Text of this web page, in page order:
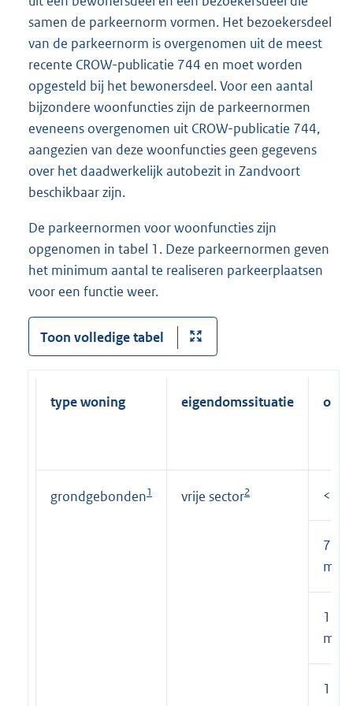
samen de parkeernorm vormen. Het bezoekersdeel
van de parkeernorm is overgenomen uit de meest
recente CROW-publicatie 744 en moet worden
opgesteld bij het bewonersdeel. Voor een aantal
bijzondere woonfuncties zijn de parkeernormen
eveneens overgenomen uit CROW-publicatie 744,
aangezien van deze woonfuncties geen gegevens
over het daadwerkelijk autobezit in Zandvoort
beschikbaar zijn.
De parkeernormen voor woonfuncties zijn
opgenomen in tabel 1. Deze parkeernormen geven
het minimum aantal te realiseren parkeerplaatsen
voor een functie weer.
Toon volledige tabel
type woning eigendomssituatie
grondgebonden1 vrije sector2 <75
75
m²
100
m²
125